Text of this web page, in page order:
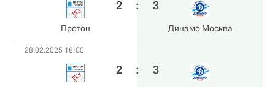
Протон
2 : 3
Динамо Москва
28.02.2025 18:00
2 : 3